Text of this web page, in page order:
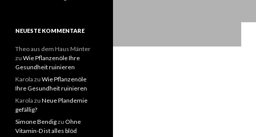
NEUESTE KOMMENTARE
Theo aus dem Haus Mänter
zu Wie Pflanzenöle Ihre
Gesundheit ruinieren
Karola zu Wie Pflanzenöle
Ihre Gesundheit ruinieren
Karola zu Neue Plandemie
gefällig?
Simone Bendigzu Ohne
Vitamin-D ist alles blöd